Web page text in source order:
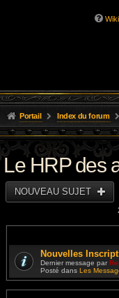
Wiki
Portail Index du forum
Le HRP des
NOUVEAU SUJET
Nouvelles
Dernier message par
Posté dans Les